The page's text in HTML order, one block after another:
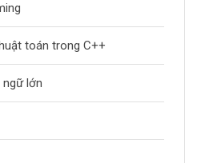
toán trong C++
lớn